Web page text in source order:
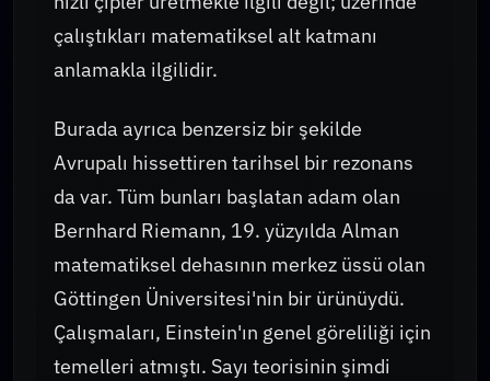
çalıştıkları matematiksel alt katmanı
anlamakla ilgilidir.
Burada ayrıca benzersiz bir şekilde
Avrupalı hissettiren tarihsel bir rezonans
da var. Tüm bunları başlatan adam olan
Bernhard Riemann, 19. yüzyılda Alman
matematiksel dehasının merkez üssü olan
Göttingen Üniversitesi'nin bir ürünüydü.
Çalışmaları, Einstein'ın genel göreliliği için
temelleri atmıştı. Sayı teorisinin şimdi